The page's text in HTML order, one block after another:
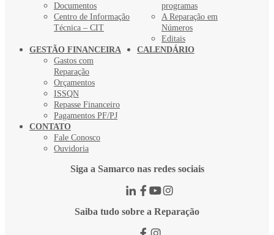
Documentos
Centro de Informação
Técnica – CIT
programas
A Reparação em
Números
Editais
GESTÃO FINANCEIRA
Gastos com
Reparação
Orçamentos
ISSQN
Repasse Financeiro
Pagamentos PF/PJ
CALENDÁRIO
CONTATO
Fale Conosco
Ouvidoria
Siga a Samarco nas redes sociais
Saiba tudo sobre a Reparação